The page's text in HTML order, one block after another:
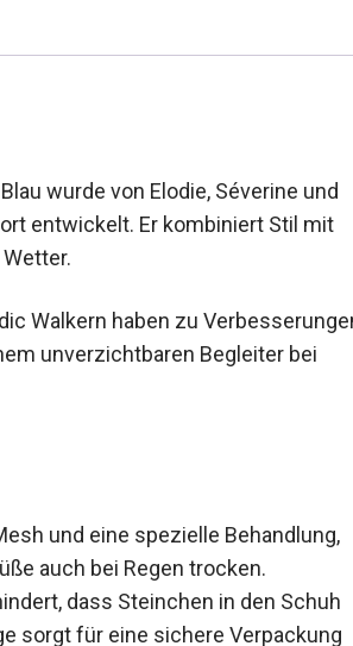
wurde von Elodie, Séverine und
entwickelt. Er kombiniert Stil mit
Walkern haben zu
Schuh zu einem
und eine spezielle Behandlung,
auch bei Regen trocken.
dass Steinchen in den Schuh
sorgt für eine sichere Verpackung